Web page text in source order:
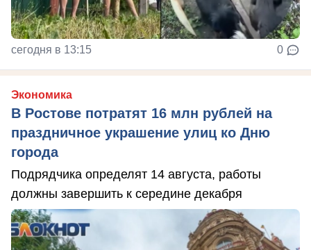
сегодня в 13:15 0
Экономика
В Ростове потратят 16 млн рублей на
праздничное украшение улиц ко Дню
города
Подрядчика определят 14 августа, работы
должны завершить к середине декабря